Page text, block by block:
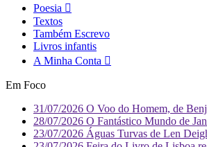
Poesia
Textos
Também Escrevo
Livros infantis
A Minha Conta
Em Foco
31/07/2026 O Voo do Homem, de
28/07/2026 O Fantástico Mundo de
23/07/2026 Águas Turvas de Len